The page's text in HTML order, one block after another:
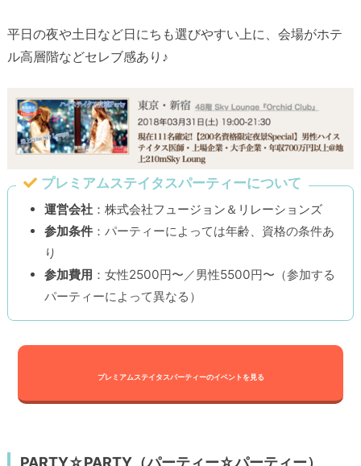
平日の夜や土日など日にちも選びやすい上に、会場がホテ
ル高層階などセレブ感あり♪
プレミアムステイタスパーティーについて
運営会社 ：株式会社フュージョン＆リレーションズ
参加条件 ：パーティーによっては年齢、資格の条件あ
り
参加費用 ：女性2500円〜／男性5500円〜（参加する
パーティーによって異なる）
プレミアムステイタスパーティーのイベントを見る
PARTY☆PARTY（パーティー☆パーティー）